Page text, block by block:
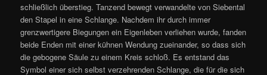
schließlich überstieg. Tanzend bewegt verwandelte von Siebental
den Stapel in eine Schlange. Nachdem ihr durch immer
grenzwertigere Biegungen ein Eigenleben verliehen wurde, fanden
beide Enden mit einer kühnen Wendung zueinander, so dass sich
die gebogene Säule zu einem Kreis schloß. Es entstand das
Symbol einer sich selbst verzehrenden Schlange, die für die sich